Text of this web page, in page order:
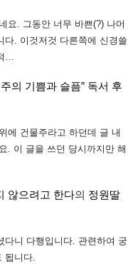
요. 그동안 너무 바쁜(?) 나머
다. 이것저것 다른쪽에 신경쓸
…
의 기쁨과 슬픔” 독서 후
에 건물주라고 하던데 글 내
. 이 글을 쓰던 당시까지만 해
않으려고 한다의 정원딸
다니 다행입니다. 관련하여 궁
됩니다.